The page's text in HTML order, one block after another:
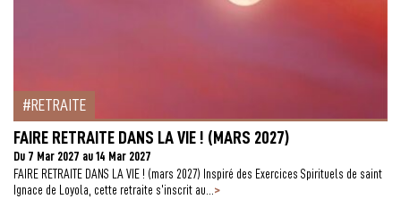
RETRAITE
FAIRE RETRAITE DANS LA VIE ! (MARS 2027)
Du 7 Mar 2027 au 14 Mar 2027
FAIRE RETRAITE DANS LA VIE ! (mars 2027) Inspiré des Exercices Spirituels de saint
Ignace de Loyola, cette retraite s’inscrit au... >